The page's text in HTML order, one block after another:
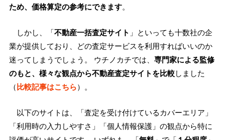
ため、価格算定の参考にできます。
しかし、「不動産一括査定サイト 」といっても十数社の企
業が提供しており、どの査定サービスを利用すればいいのか
迷ってしまうでしょう。 ウチノカチでは、 専門家による監修
のもと、様々な観点から不動産査定サイトを比較しました
（比較記事はこちら）。
以下のサイトは、「査定を受け付けているカバーエリア」
「利用時の入力しやすさ」「個人情報保護」の観点から特に